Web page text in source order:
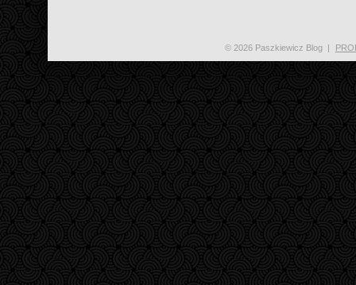
© 2026 Paszkiewicz Blog |